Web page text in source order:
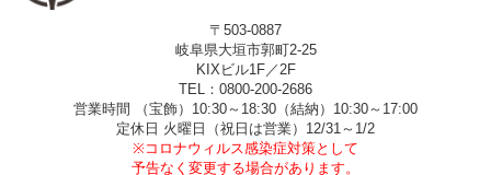
〒503-0887
岐阜県大垣市郭町2-25
KIXビル1F／2F
TEL：0800-200-2686
営業時間 （宝飾）10:30～18:30（結納）10:30～17:00
定休日 火曜日（祝日は営業）12/31～1/2
※コロナウィルス感染症対策として
予告なく変更する場合があります。